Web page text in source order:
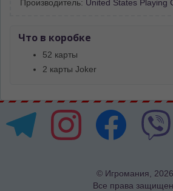
Производитель: United States Playing
Что в коробке
52 карты
2 карты Joker
© Игромания, 2026.
Все права